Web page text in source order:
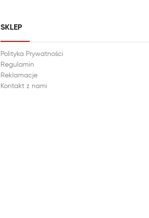
SKLEP
Polityka Prywatności
Regulamin
Reklamacje
Kontakt z nami